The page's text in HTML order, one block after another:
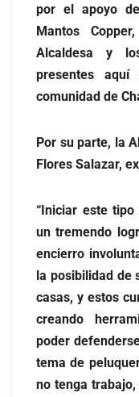
por el apoyo
Mantos
Alcaldesa y
presentes
comunidad de
Por su parte, la
Flores Salazar,
“Iniciar este
un tremendo
encierro
la posibilidad de
casas, y estos
creando
poder
tema de
no tenga